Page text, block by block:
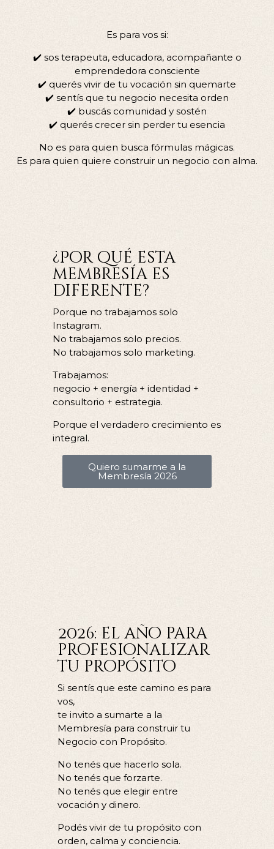
Es para vos si:
✔️ sos terapeuta, educadora, acompañante o
emprendedora consciente
✔️ querés vivir de tu vocación sin quemarte
✔️ sentís que tu negocio necesita orden
✔️ buscás comunidad y sostén
✔️ querés crecer sin perder tu esencia
No es para quien busca fórmulas mágicas.
Es para quien quiere construir un negocio con alma.
¿Por qué esta
membresía es
diferente?
Porque no trabajamos solo
Instagram.
No trabajamos solo precios.
No trabajamos solo marketing.
Trabajamos:
negocio + energía + identidad +
consultorio + estrategia.
Porque el verdadero crecimiento es
integral.
Quiero sumarme a la
Membresía 2026
2026: el año para
profesionalizar
tu propósito
Si sentís que este camino es para
vos,
te invito a sumarte a la
Membresía para construir tu
Negocio con Propósito.
No tenés que hacerlo sola.
No tenés que forzarte.
No tenés que elegir entre
vocación y dinero.
Podés vivir de tu propósito con
orden, calma y conciencia.